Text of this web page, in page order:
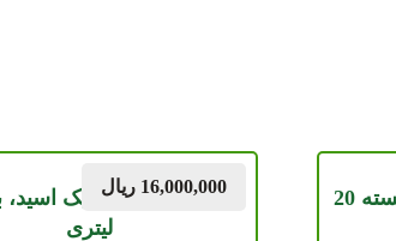
کود ارگانیک هیومیک اسید، بسته 20
لیتری
16,000,000 ریال